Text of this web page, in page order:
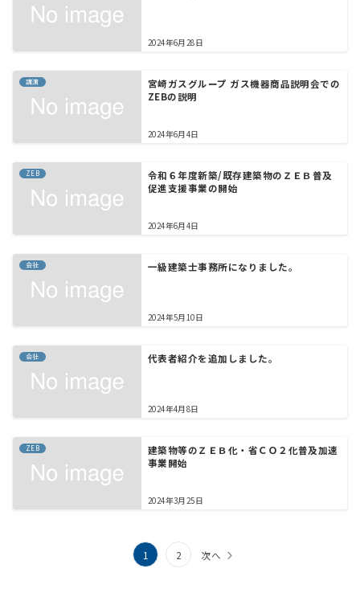
2024年6月28日
講演
宮崎ガスグループ ガス機器商品説明会での
ZEBの説明
2024年6月4日
ZEB
令和６年度新築/既存建築物のＺＥＢ普及
促進支援事業の開始
2024年6月4日
会社 一級建築士事務所になりました。
2024年5月10日
会社 代表者紹介を追加しました。
2024年4月8日
ZEB
建築物等のＺＥＢ化・省ＣＯ２化普及加速
事業開始
2024年3月25日
1 2 次へ